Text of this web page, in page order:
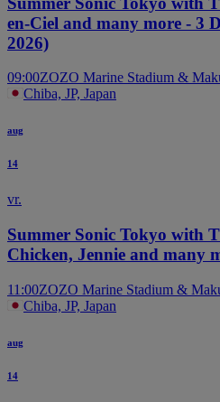
en-Ciel and many more - 3
2026)
09:00ZOZO Marine Stadium &
Chiba, JP, Japan
aug
14
vr.
Summer Sonic Tokyo with
Chicken, Jennie and many
11:00ZOZO Marine Stadium &
Chiba, JP, Japan
aug
14